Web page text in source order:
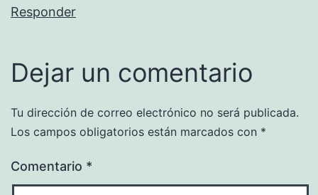
Responder
Dejar un comentario
Tu dirección de correo electrónico no será publicada.
Los campos obligatorios están marcados con *
Comentario *